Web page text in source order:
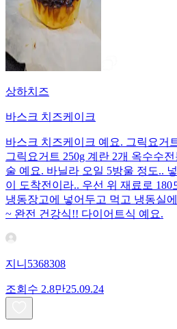
상하치즈
바스크 치즈케이크
바스크 치즈케이크 예요. 그릭요거
그릭요거트 250g 계란 2개 옥수수
술 예요. 바닐라 오일 5방울 정도..
이 도착전이라.. 우선 위 재료로
냉동장고에 넣어두고 먹고 냉동실
~ 완전 건강식!! 다이어트식 예요.
지니5368308
조회수 2.8만25.09.24